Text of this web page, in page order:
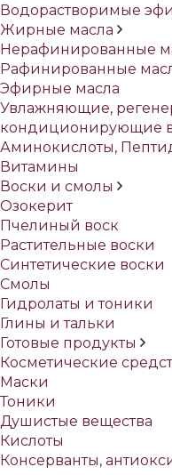
Водорастворимые
Жирные масла
Нерафинированные
Рафинированные
Эфирные масла
Увлажняющие,
кондиционирующие
Аминокислоты,
Витамины
Воски и смолы
Озокерит
Пчелиный воск
Растительные воски
Синтетические воски
Смолы
Гидролаты и тоники
Глины и тальки
Готовые продукты
Косметические
Маски
Тоники
Душистые вещества
Кислоты
Консерванты,